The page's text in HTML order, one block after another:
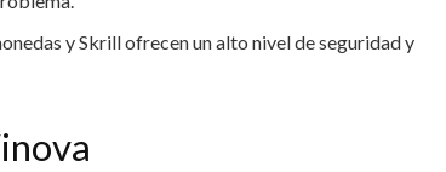
y Skrill ofrecen un alto nivel de seguridad y